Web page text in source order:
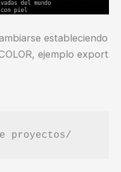
estableciendo
ejemplo export